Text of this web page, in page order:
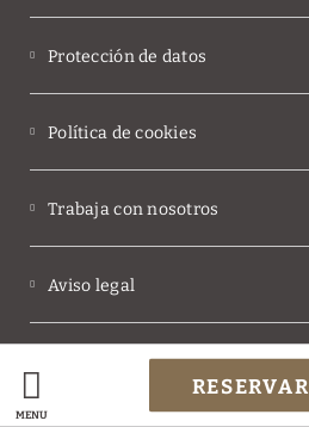
MENÚ
RESERVAR
Protección de datos
Política de cookies
Trabaja con nosotros
Aviso legal
Powered by Keytel